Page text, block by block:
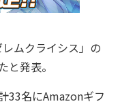
ムクライシス」の
発表。
33名にAmazonギフ